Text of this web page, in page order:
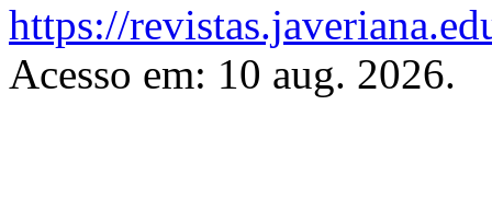
https://
Acesso em: 10 aug. 2026.